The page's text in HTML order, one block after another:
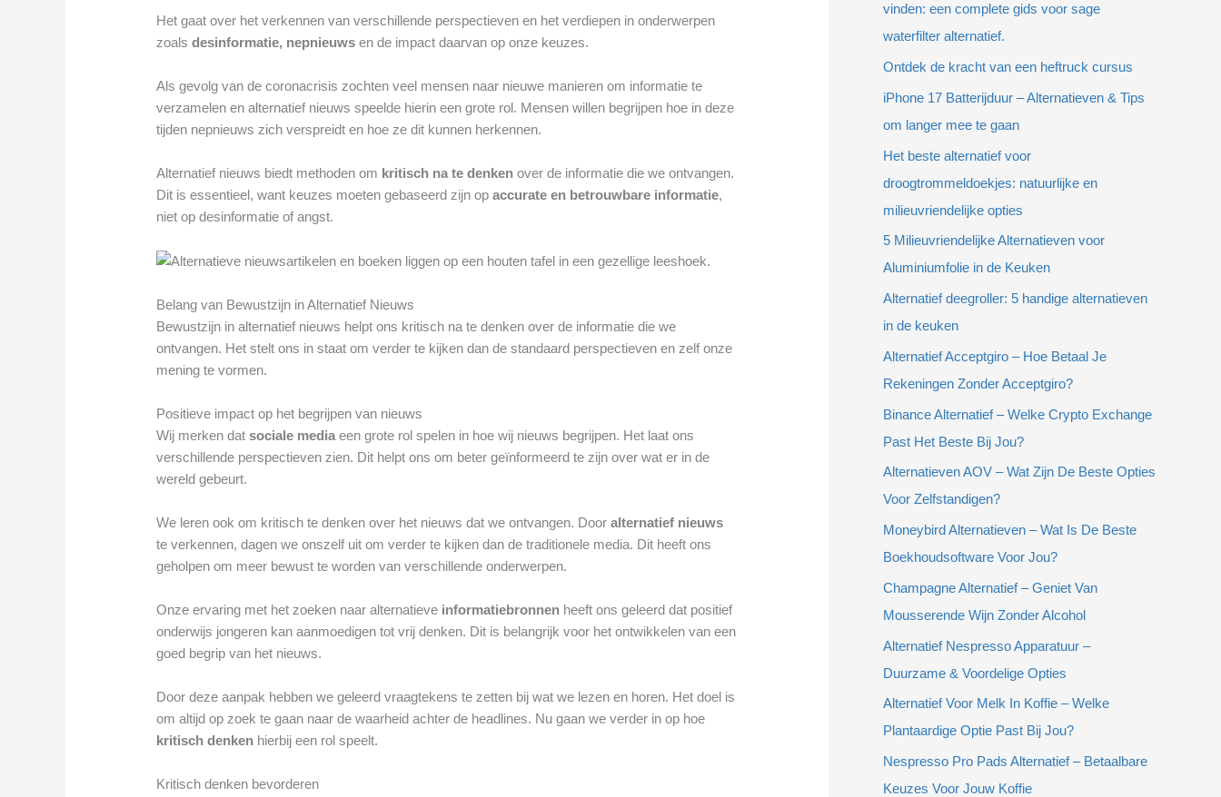
Het gaat over het verkennen van verschillende perspectieven en het verdiepen in onderwerpen
zoalsdesinformatie, nepnieuws en de impact daarvan op onze keuzes.
Als gevolg van de coronacrisis zochten veel mensen naar nieuwe manieren om informatie te
verzamelen en alternatief nieuws speelde hierin een grote rol. Mensen willen begrijpen hoe in deze
tijden nepnieuws zich verspreidt en hoe ze dit kunnen herkennen.
Alternatief nieuws biedt methoden om kritisch na te denken over de informatie die we ontvangen.
Dit is essentieel, want keuzes moeten gebaseerd zijn opaccurate en betrouwbare informatie,
niet op desinformatie of angst.
Belang van Bewustzijn in Alternatief Nieuws
Bewustzijn in alternatief nieuws helpt ons kritisch na te denken over de informatie die we
ontvangen. Het stelt ons in staat om verder te kijken dan de standaard perspectieven en zelf onze
mening te vormen.
Positieve impact op het begrijpen van nieuws
Wij merken datsociale mediaeen grote rol spelen in hoe wij nieuws begrijpen. Het laat ons
verschillende perspectieven zien. Dit helpt ons om beter geïnformeerd te zijn over wat er in de
wereld gebeurt.
We leren ook om kritisch te denken over het nieuws dat we ontvangen. Dooralternatief nieuws
te verkennen, dagen we onszelf uit om verder te kijken dan de traditionele media. Dit heeft ons
geholpen om meer bewust te worden van verschillende onderwerpen.
Onze ervaring met het zoeken naar alternatieve informatiebronnen heeft ons geleerd dat positief
onderwijs jongeren kan aanmoedigen tot vrij denken. Dit is belangrijk voor het ontwikkelen van een
goed begrip van het nieuws.
Door deze aanpak hebben we geleerd vraagtekens te zetten bij wat we lezen en horen. Het doel is
om altijd op zoek te gaan naar de waarheid achter de headlines. Nu gaan we verder in op hoe
kritisch denken hierbij een rol speelt.
Kritisch denken bevorderen
vinden: een complete gids voor sage
waterfilter alternatief.
Ontdek de kracht van een heftruck cursus
iPhone 17 Batterijduur – Alternatieven & Tips
om langer mee te gaan
Het beste alternatief voor
droogtrommeldoekjes: natuurlijke en
milieuvriendelijke opties
5 Milieuvriendelijke Alternatieven voor
Aluminiumfolie in de Keuken
Alternatief deegroller: 5 handige alternatieven
in de keuken
Alternatief Acceptgiro – Hoe Betaal Je
Rekeningen Zonder Acceptgiro?
Binance Alternatief – Welke Crypto Exchange
Past Het Beste Bij Jou?
Alternatieven AOV – Wat Zijn De Beste Opties
Voor Zelfstandigen?
Moneybird Alternatieven – Wat Is De Beste
Boekhoudsoftware Voor Jou?
Champagne Alternatief – Geniet Van
Mousserende Wijn Zonder Alcohol
Alternatief Nespresso Apparatuur –
Duurzame & Voordelige Opties
Alternatief Voor Melk In Koffie – Welke
Plantaardige Optie Past Bij Jou?
Nespresso Pro Pads Alternatief – Betaalbare
Keuzes Voor Jouw Koffie